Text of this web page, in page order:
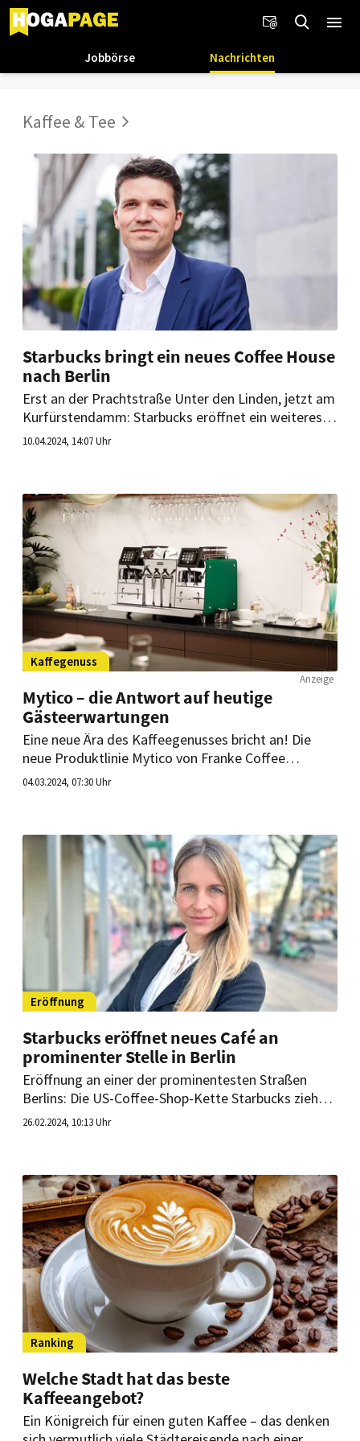
Jobbörse Nachrichten
Kaffee & Tee
Starbucks bringt ein neues Coffee House
nach Berlin
Erst an der Prachtstraße Unter den Linden, jetzt am
Kurfürstendamm: Starbucks eröffnet ein weiteres
neues Coffee House in Berlin. Es soll voraussichtlich
10.04.2024, 14:07 Uhr
Kaffegenuss
Anzeige
Mytico – die Antwort auf heutige
Gästeerwartungen
Eine neue Ära des Kaffeegenusses bricht an! Die
neue Produktlinie Mytico von Franke Coffee
Systems definiert das traditionelle Kaffeeerlebnis
Kaffeemomente, die Gäste zum Wiederkommen
bewegen.
04.03.2024, 07:30 Uhr
Eröffnung
Starbucks eröffnet neues Café an
prominenter Stelle in Berlin
Eröffnung an einer der prominentesten Straßen
Berlins: Die US-Coffee-Shop-Kette Starbucks zieht in
die Prachtstraße Unter den Linden. Dort eröffnet sie
26.02.2024, 10:13 Uhr
Ranking
Welche Stadt hat das beste
Kaffeeangebot?
Ein Königreich für einen guten Kaffee – das denken